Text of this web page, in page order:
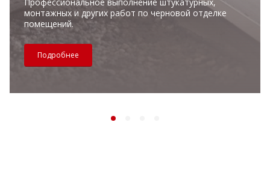
монтажных и других работ по черновой отделке
помещений.
Подробнее